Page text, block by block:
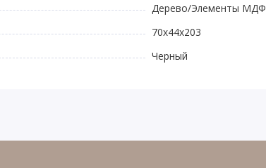
Дерево/Элементы МДФ
70x44x203
Черный